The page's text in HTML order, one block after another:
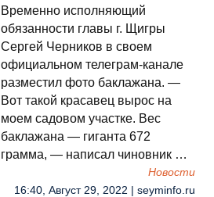
Временно исполняющий
обязанности главы г. Щигры
Сергей Черников в своем
официальном телеграм-канале
разместил фото баклажана. —
Вот такой красавец вырос на
моем садовом участке. Вес
баклажана — гиганта 672
грамма, — написал чиновник …
Новости
16:40, Август 29, 2022 | seyminfo.ru